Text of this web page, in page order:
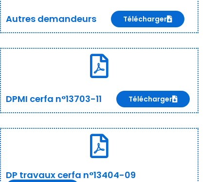
Autres demandeurs Télécharger
DPMI cerfa n°13703-11 Télécharger
DP travaux cerfa n°13404-09